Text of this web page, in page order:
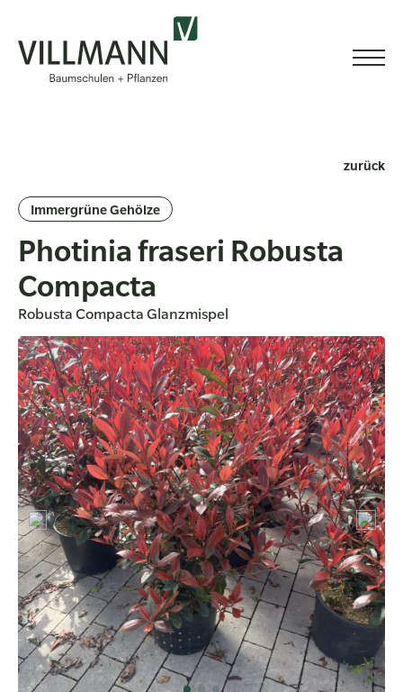
zurück
Immergrüne Gehölze
Photinia fraseri Robusta
Compacta
Robusta Compacta Glanzmispel